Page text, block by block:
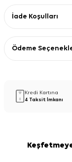
İade Koşulları
Ödeme
Kredi Kartına
4 Taksit İmkanı